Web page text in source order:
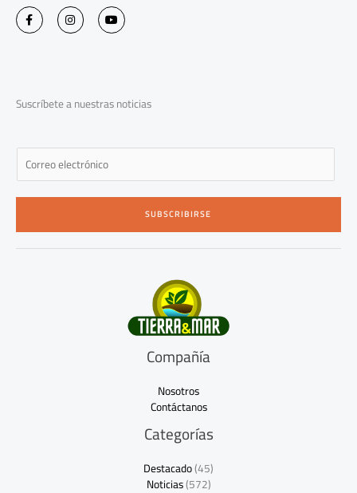
F
a
c
-
f
I
n
s
m
Y
o
u
Suscríbete a nuestras noticias
E
a
i
*
SUBSCRIBIRSE
Compañía
Nosotros
Contáctanos
Categorías
Destacado(45)
Noticias(572)